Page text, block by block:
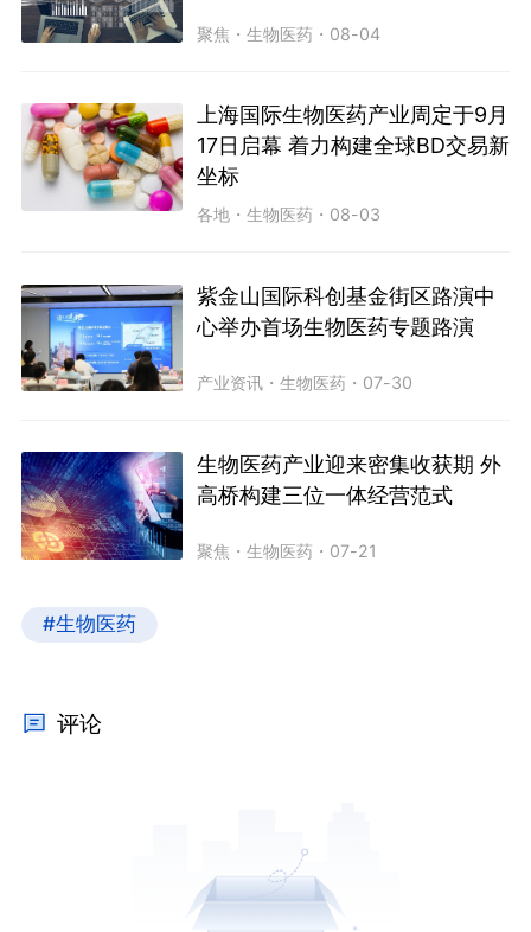
聚焦 ・生物医药 ・ 08-04
上海国际生物医药产业周定于9月
17日启幕 着力构建全球BD交易新
坐标
各地 ・生物医药 ・ 08-03
紫金山国际科创基金街区路演中
心举办首场生物医药专题路演
产业资讯 ・生物医药 ・ 07-30
生物医药产业迎来密集收获期 外
高桥构建三位一体经营范式
聚焦 ・生物医药 ・ 07-21
#生物医药
评论